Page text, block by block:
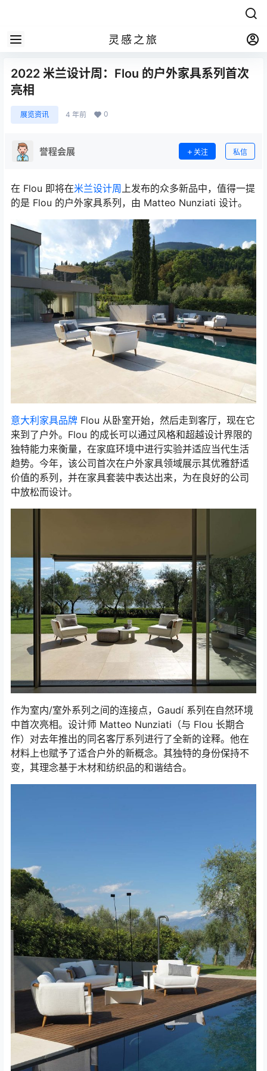
灵感之旅
2022 米兰设计周：Flou 的户外家具系列首次
亮相
展览资讯 4 年前 0
誉程会展 关注 私信
在 Flou 即将在米兰设计周 上发布的众多新品中，值得一提
的是 Flou 的户外家具系列，由 Matteo Nunziati 设计。
意大利家具品牌 Flou 从卧室开始，然后走到客厅，现在它
来到了户外。Flou 的成长可以通过风格和超越设计界限的
独特能力来衡量，在家庭环境中进行实验并适应当代生活
趋势。今年，该公司首次在户外家具领域展示其优雅舒适
价值的系列，并在家具套装中表达出来，为在良好的公司
中放松而设计。
作为室内/室外系列之间的连接点，Gaudí 系列在自然环境
中首次亮相。设计师 Matteo Nunziati（与 Flou 长期合
作）对去年推出的同名客厅系列进行了全新的诠释。他在
材料上也赋予了适合户外的新概念。其独特的身份保持不
变，其理念基于木材和纺织品的和谐结合。